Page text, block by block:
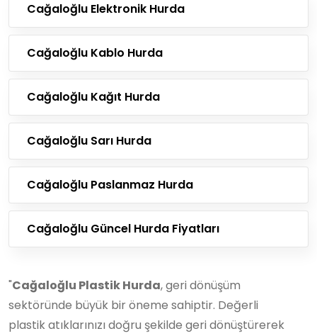
Cağaloğlu Elektronik Hurda
Cağaloğlu Kablo Hurda
Cağaloğlu Kağıt Hurda
Cağaloğlu Sarı Hurda
Cağaloğlu Paslanmaz Hurda
Cağaloğlu Güncel Hurda Fiyatları
"Cağaloğlu Plastik Hurda, geri dönüşüm
sektöründe büyük bir öneme sahiptir. Değerli
plastik atıklarınızı doğru şekilde geri dönüştürerek